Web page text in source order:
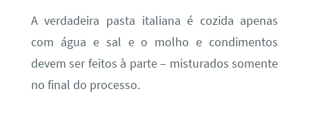
A verdadeira pasta italiana é cozida apenas
com água e sal e o molho e condimentos
devem ser feitos à parte – misturados somente
no final do processo.